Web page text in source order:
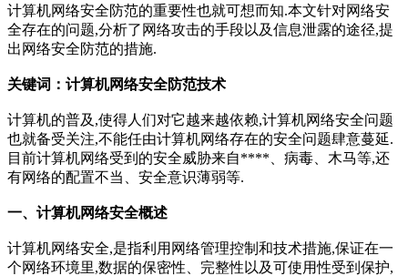
计算机网络安全防范的重要性也就可想而知.本文针对网络安
全存在的问题,分析了网络攻击的手段以及信息泄露的途径,提
出网络安全防范的措施.
关键词：计算机网络安全防范技术
计算机的普及,使得人们对它越来越依赖,计算机网络安全问题
也就备受关注,不能任由计算机网络存在的安全问题肆意蔓延.
目前计算机网络受到的安全威胁来自****、病毒、木马等,还
有网络的配置不当、安全意识薄弱等.
一、计算机网络安全概述
计算机网络安全,是指利用网络管理控制和技术措施,保证在一
个网络环境里,数据的保密性、完整性以及可使用性受到保护,